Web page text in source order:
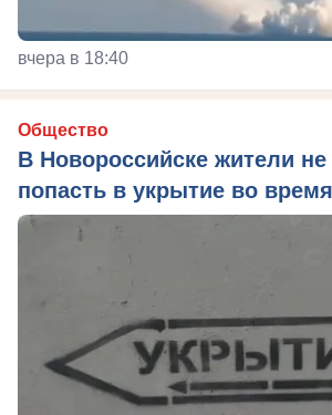
вчера в 18:40
Общество
В Новороссийске жители не
попасть в укрытие во